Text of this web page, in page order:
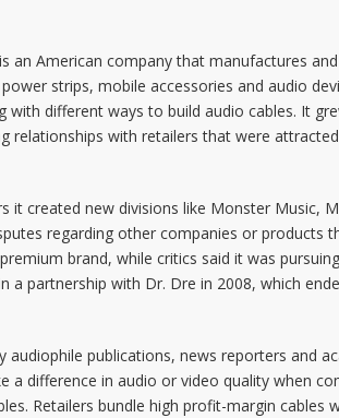
an American company that manufactures
strips, mobile accessories and audio
with different ways to build audio cables. It
relationships with retailers that were
it created new divisions like Monster Music,
regarding other companies or products
brand, while critics said it was
a partnership with Dr. Dre in 2008, which
audiophile publications, news reporters and
a difference in audio or video quality when
Retailers bundle high profit-margin